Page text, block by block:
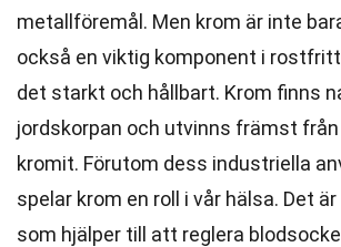
metallföremål. Men krom är inte
också en viktig komponent i
det starkt och hållbart. Krom finns
jordskorpan och utvinns främst
kromit. Förutom dess industriella
spelar krom en roll i vår hälsa. Det
som hjälper till att reglera